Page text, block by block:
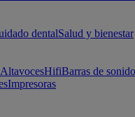
dentalSalud y bienestar
AltavocesHifiBarras de sonido
Impresoras